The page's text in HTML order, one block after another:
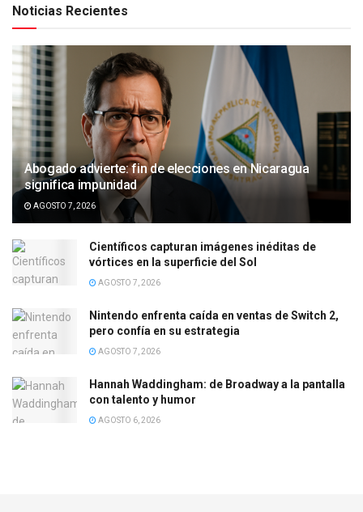
Noticias Recientes
Abogado advierte: fin de elecciones en Nicaragua
significa impunidad
AGOSTO 7, 2026
Científicos capturan imágenes inéditas de
vórtices en la superficie del Sol
AGOSTO 7, 2026
Nintendo enfrenta caída en ventas de Switch 2,
pero confía en su estrategia
AGOSTO 7, 2026
Hannah Waddingham: de Broadway a la pantalla
con talento y humor
AGOSTO 6, 2026